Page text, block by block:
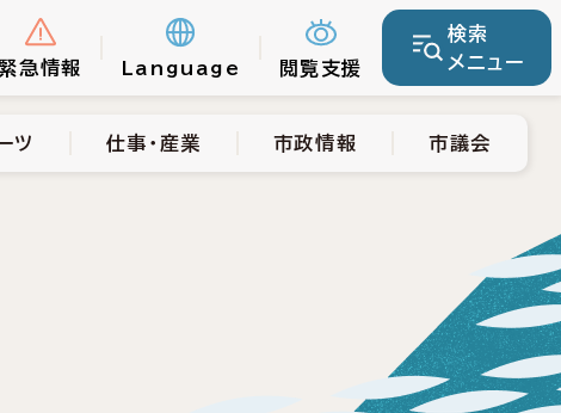
急情報 Language 閲覧支援
検索
メニュー
ツ 市政情報 市議会
ツ 仕事・産業 市政情報 市議会